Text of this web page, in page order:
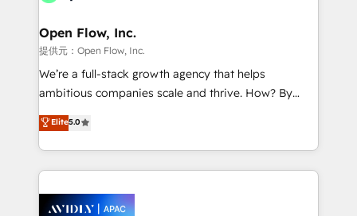
and Stockholm Elixir is a first mover and leader
when it comes to HubSpot sales and service
implementations, highly renowned for our business
acumen, process (re-)design experience and a
integrate HubSpot with complex solutions like SAP,
MicroSoft, custom solutions,... Our company also has
execution, CPQ, customer portals and HubSpot CMS
Open Flow, Inc.
提供元：Open Flow, Inc.
We’re a full-stack growth agency that helps
ambitious companies scale and thrive. How? By
upgrading and streamlining every single revenue-
generating aspect of your business. We’re proud
HubSpot Elite Solutions Partners and devout CRM
nerds who can harness HubSpot’s custom digital
experience. Working hand-in-hand with your team,
Elite5.0